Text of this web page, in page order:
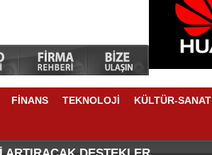
FİNANS TEKNOLOJİ KÜLTÜR-SANAT
ARTIRACAK DESTEKLER